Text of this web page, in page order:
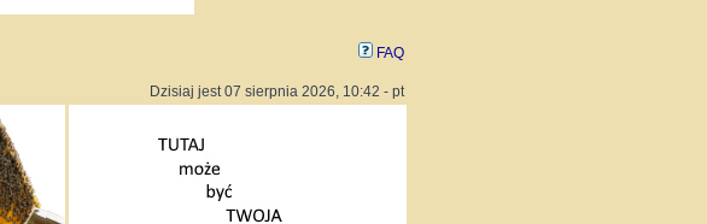
FAQ
Dzisiaj jest 07 sierpnia 2026, 10:42 - pt